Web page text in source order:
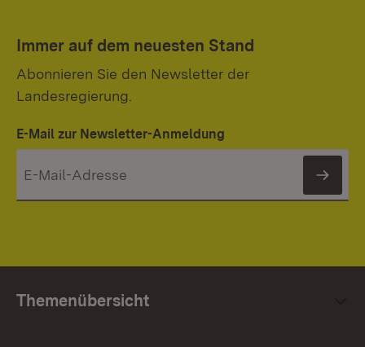
Immer auf dem neuesten Stand
Abonnieren Sie den Newsletter der
Landesregierung.
E-Mail zur Newsletter-Anmeldung
Themenübersicht